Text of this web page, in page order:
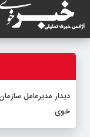
دیدار مدیرعامل
خوی